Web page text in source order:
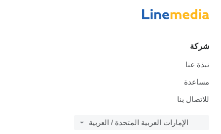
شركة
نبذة عنا
مساعدة
للاتصال بنا
الإمارات العربية المتحدة / العربية